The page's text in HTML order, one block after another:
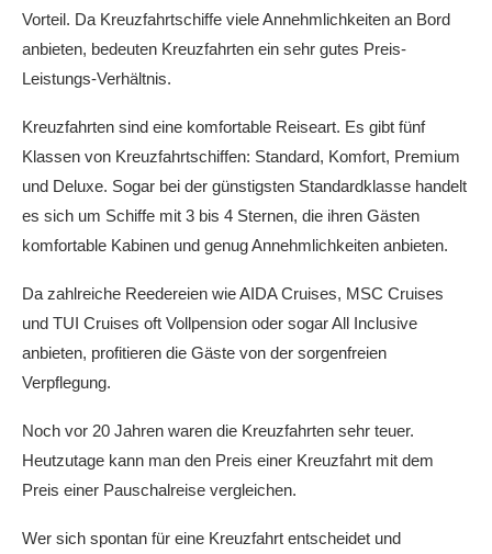
Vorteil. Da Kreuzfahrtschiffe viele Annehmlichkeiten an Bord
anbieten, bedeuten Kreuzfahrten ein sehr gutes Preis-
Leistungs-Verhältnis.
Kreuzfahrten sind eine komfortable Reiseart. Es gibt fünf
Klassen von Kreuzfahrtschiffen: Standard, Komfort, Premium
und Deluxe. Sogar bei der günstigsten Standardklasse handelt
es sich um Schiffe mit 3 bis 4 Sternen, die ihren Gästen
komfortable Kabinen und genug Annehmlichkeiten anbieten.
Da zahlreiche Reedereien wie AIDA Cruises, MSC Cruises
und TUI Cruises oft Vollpension oder sogar All Inclusive
anbieten, profitieren die Gäste von der sorgenfreien
Verpflegung.
Noch vor 20 Jahren waren die Kreuzfahrten sehr teuer.
Heutzutage kann man den Preis einer Kreuzfahrt mit dem
Preis einer Pauschalreise vergleichen.
Wer sich spontan für eine Kreuzfahrt entscheidet und